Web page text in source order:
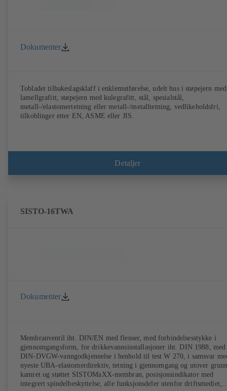
Dokumenter
Tobladet tilbakeslagsklaff i enklemutførelse, udelt hus i støpejern med
lamellgrafitt, støpejern med kulegrafitt, stål, spesialstål,
metall-/elastomertetning eller metall-/metalltetning, vedlikeholdsfri,
tilkoblinger etter EN, ASME eller JIS.
Detaljer
SISTO-16TWA
Dokumenter
Membranventil iht. DIN/EN med flenser, med forbindelsesstykke i
gjennomgangsform, for drikkevannsinstallasjoner iht. DIN 1988, med
DIN-DVGW-vanngodkjennelse i henhold til test W 270, i samsvar
nyeste UBA-elastomerdirektiv, tetning i gjennomgang og utover
kamret og støttet SISTOMaXX-membran, posisjonsindikator med
integrert spindelbeskyttelse, alle funksjonsdeler utenfor driftsmediet,